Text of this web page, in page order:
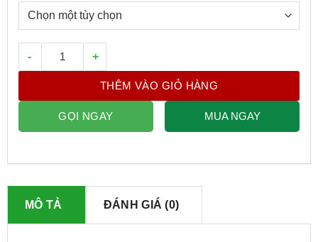
Lưới Che Nắng Đa Sắc số lượng
THÊM VÀO GIỎ HÀNG
GỌI NGAY MUA NGAY
MÔ TẢ ĐÁNH GIÁ (0)